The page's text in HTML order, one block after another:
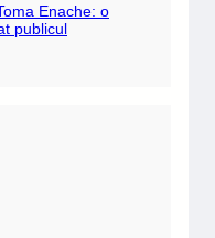
Enache: o
publicul